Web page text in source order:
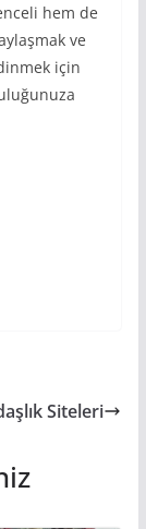
hem de
ve
için
Siteleri